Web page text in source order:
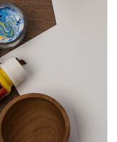
Ordenar por